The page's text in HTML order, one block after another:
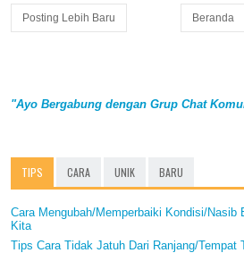
Posting Lebih Baru Beranda
"Ayo Bergabung dengan Grup Chat
TIPS CARA UNIK BARU
Cara Mengubah/Memperbaiki Kondisi/Nasib
Kita
Tips Cara Tidak Jatuh Dari Ranjang/Tempat